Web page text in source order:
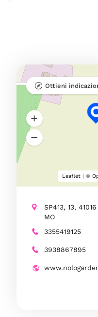
Leaflet| ©
Ottieni
SP413, 13,
MO
3355419125
3938867895